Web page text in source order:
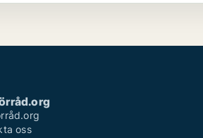
oss